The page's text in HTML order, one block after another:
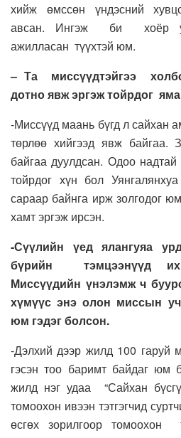
хийж өмссөн үндэсний
авсан. Ингэж би хоёр
ажилласан түүхтэй юм.
– Та миссүүдтэйгээ
дотно явж эргэж тойрдог
-Миссүүд маань бүгд л сайхан
төрлөө хийгээд явж байгаа.
байгаа дуулдсан. Одоо
тойрдог хүн бол
сараар байнга ирж золгодог
хамт эргэж ирсэн.
-Сүүлийн үед ялангуяа
бүрийн тэмцээнүүд их
Миссүүдийн үнэлэмж ч
хүмүүс энэ олон миссын
юм гэдэг болсон.
-Дэлхий дээр жилд 100 гаруй
гэсэн тоо баримт байдаг юм
жилд нэг удаа “Сайхан
томоохон ивээн тэтгэгчид
өсгөх зорилгоор томоохон